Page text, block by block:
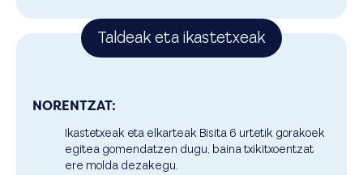
Taldeak eta ikastetxeak
NORENTZAT:
Ikastetxeak eta elkarteak Bisita 6 urtetik gorakoek
egitea gomendatzen dugu, baina txikitxoentzat
ere molda dezakegu.